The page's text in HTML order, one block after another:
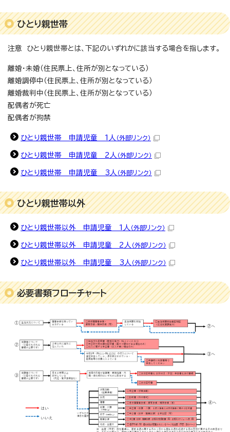
ひとり親世帯
注意 ひとり親世帯とは、下記のいずれかに該当する場合を指します。
離婚・未婚（住民票上、住所が別となっている）
離婚調停中（住民票上、住所が別となっている）
離婚裁判中（住民票上、住所が別となっている）
配偶者が死亡
配偶者が拘禁
ひとり親世帯 申請児童 1人 （外部リンク）
ひとり親世帯 申請児童 2人 （外部リンク）
ひとり親世帯 申請児童 3人 （外部リンク）
ひとり親世帯以外
ひとり親世帯以外 申請児童 1人 （外部リンク）
ひとり親世帯以外 申請児童 2人 （外部リンク）
ひとり親世帯以外 申請児童 3人 （外部リンク）
必要書類フローチャート